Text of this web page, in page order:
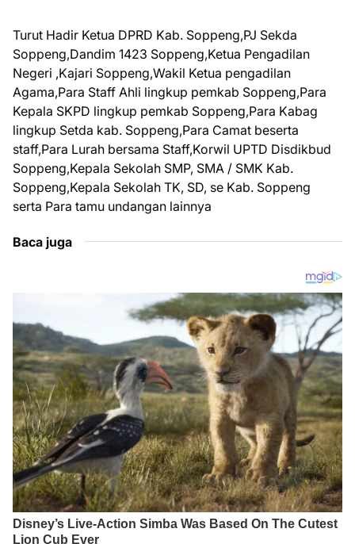
Turut Hadir Ketua DPRD Kab. Soppeng,PJ Sekda
Soppeng,Dandim 1423 Soppeng,Ketua Pengadilan
Negeri ,Kajari Soppeng,Wakil Ketua pengadilan
Agama,Para Staff Ahli lingkup pemkab Soppeng,Para
Kepala SKPD lingkup pemkab Soppeng,Para Kabag
lingkup Setda kab. Soppeng,Para Camat beserta
staff,Para Lurah bersama Staff,Korwil UPTD Disdikbud
Soppeng,Kepala Sekolah SMP, SMA / SMK Kab.
Soppeng,Kepala Sekolah TK, SD, se Kab. Soppeng
serta Para tamu undangan lainnya
Baca juga